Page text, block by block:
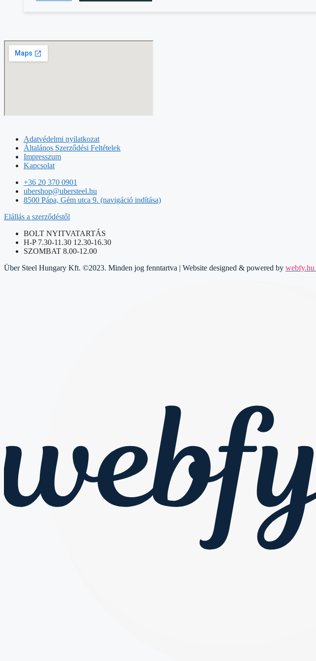
Adatvédelmi nyilatkozat
Általános Szerződési Feltételek
Impresszum
Kapcsolat
+36 20 370 0901
ubershop@ubersteel.hu
8500 Pápa, Gém utca 9. (navigáció indítása)
Elállás a szerződéstől
BOLT NYITVATARTÁS
H-P 7.30-11.30 12.30-16.30
SZOMBAT 8.00-12.00
Über Steel Hungary Kft. ©2023. Minden jog fenntartva | Website designed & powered by webfy.hu